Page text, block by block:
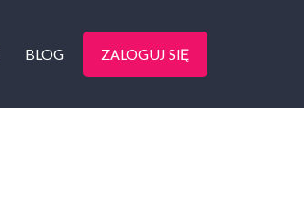
BLOG ZALOGUJ SIĘ